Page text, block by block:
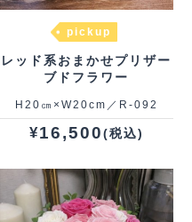
pickup
レッド系おまかせプリザー
ブドフラワー
H20㎝×W20cm／R‐092
¥16,500(税込)